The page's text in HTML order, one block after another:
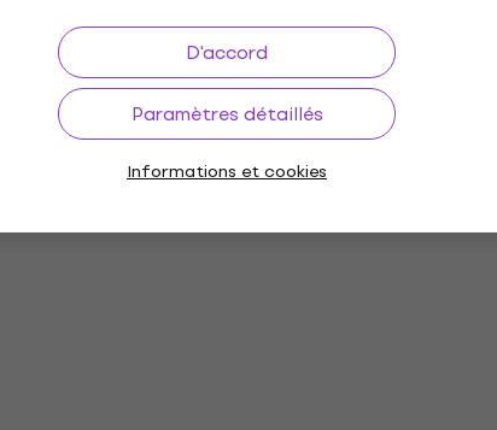
D'accord
Paramètres détaillés
Informations et cookies